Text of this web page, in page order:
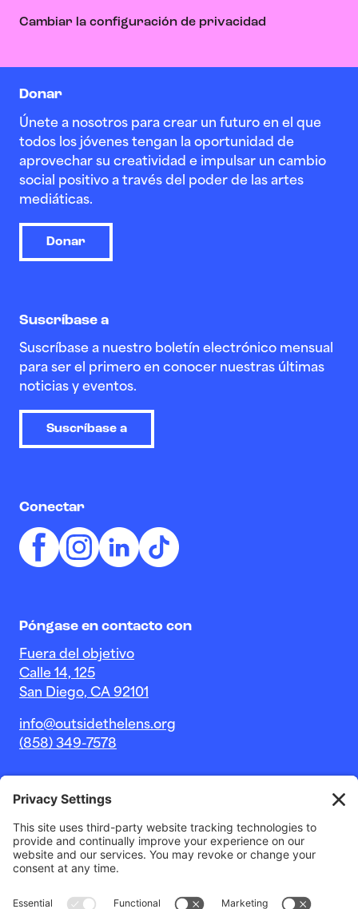
Donar
Únete a nosotros para crear un futuro en el que
todos los jóvenes tengan la oportunidad de
aprovechar su creatividad e impulsar un cambio
social positivo a través del poder de las artes
mediáticas.
Donar
Suscríbase a
Suscríbase a nuestro boletín electrónico mensual
para ser el primero en conocer nuestras últimas
noticias y eventos.
Suscríbase a
Conectar
Póngase en contacto con
Fuera del objetivo
Calle 14, 125
San Diego, CA 92101
info@outsidethelens.org
(858) 349-7578
© 2026 Outside The Lens, una organización sin fines de
lucro 501c(3).
Sitio web de
Cambiar la configuración de privacidad